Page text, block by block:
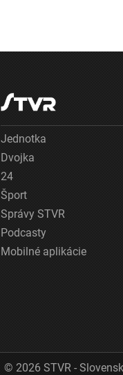
Jednotka
Dvojka
24
Šport
Správy STVR
Podcasty
Mobilné aplikácie
© 2026 STVR -